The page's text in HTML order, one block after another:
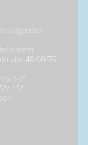
folgenden
48/60/76
5°
15°